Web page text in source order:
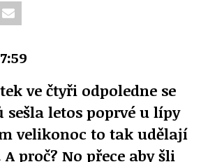
ve čtyři odpoledne se
letos poprvé u lípy
velikonoc to tak udělají
proč? No přece aby šli